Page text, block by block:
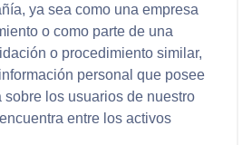
ya sea como una empresa
o como parte de una
o procedimiento similar,
personal que posee
sobre los usuarios de nuestro
entre los activos